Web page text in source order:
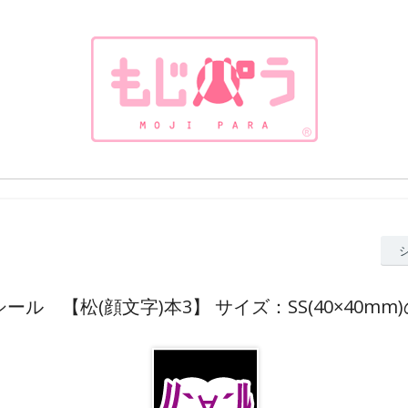
ール 【松(顔文字)本3】 サイズ：SS(40×40mm)